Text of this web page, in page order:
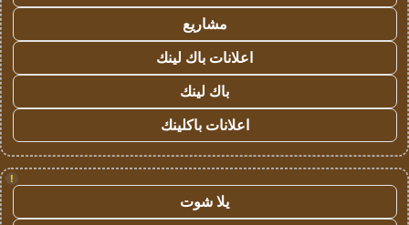
مشاريع
اعلانات باك لينك
باك لينك
اعلانات باكلينك
!
يلا شوت